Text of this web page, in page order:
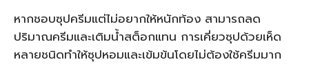
หากชอบซุปครีมแต่ไม่อยากให้หนักท้อง สามารถลด
ปริมาณครีมและเติมน้ำสต็อกแทน การเคี่ยวซุปด้วยเห็ด
หลายชนิดทำให้ซุปหอมและเข้มข้นโดยไม่ต้องใช้ครีมมาก